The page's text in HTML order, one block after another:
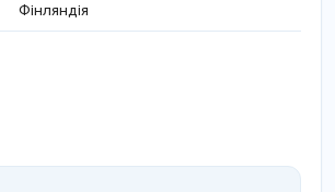
Фінляндія